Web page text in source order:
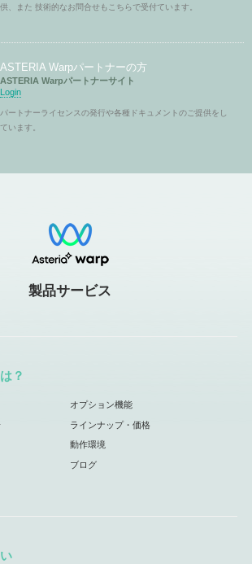
供、また 技術的なお問合せもこちらで受付ています。
ASTERIA Warpパートナーの方
ASTERIA Warpパートナーサイト
Login
パートナーライセンスの発行や各種ドキュメントのご提供をし
ています。
製品サービス
？
オプション機能
ラインナップ・価格
動作環境
ブログ